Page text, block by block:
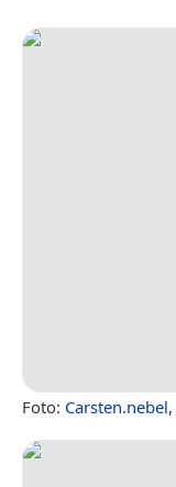
Foto: Carsten.nebel,